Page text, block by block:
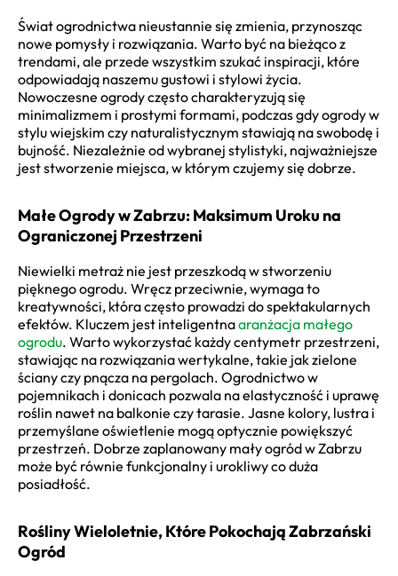
Świat ogrodnictwa nieustannie się zmienia, przynosząc
nowe pomysły i rozwiązania. Warto być na bieżąco z
trendami, ale przede wszystkim szukać inspiracji, które
odpowiadają naszemu gustowi i stylowi życia.
Nowoczesne ogrody często charakteryzują się
minimalizmem i prostymi formami, podczas gdy ogrody w
stylu wiejskim czy naturalistycznym stawiają na swobodę i
bujność. Niezależnie od wybranej stylistyki, najważniejsze
jest stworzenie miejsca, w którym czujemy się dobrze.
Małe Ogrody w Zabrzu: Maksimum Uroku na
Ograniczonej Przestrzeni
Niewielki metraż nie jest przeszkodą w stworzeniu
pięknego ogrodu. Wręcz przeciwnie, wymaga to
kreatywności, która często prowadzi do spektakularnych
efektów. Kluczem jest inteligentnaaranżacja małego
ogrodu. Warto wykorzystać każdy centymetr przestrzeni,
stawiając na rozwiązania wertykalne, takie jak zielone
ściany czy pnącza na pergolach. Ogrodnictwo w
pojemnikach i donicach pozwala na elastyczność i uprawę
roślin nawet na balkonie czy tarasie. Jasne kolory, lustra i
przemyślane oświetlenie mogą optycznie powiększyć
przestrzeń. Dobrze zaplanowany mały ogród w Zabrzu
może być równie funkcjonalny i urokliwy co duża
posiadłość.
Rośliny Wieloletnie, Które Pokochają Zabrzański
Ogród